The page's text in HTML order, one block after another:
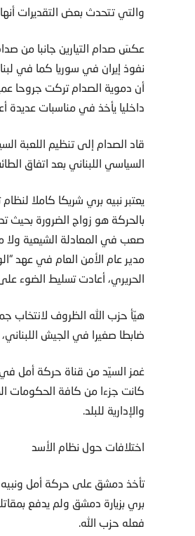
والتي تتحدث بعض التقديرات أنها أسقطت
عكسَ صدام التيارين جانبا من
نفوذ إيران في سوريا كما في
أن دموية الصدام تركت جروحا
داخليا يأخذ في مناسبات عديدة
قاد الصدام إلى تنظيم اللعبة
السياسي اللبناني بعد اتفاق
يعتبر نبيه بري شريكا كاملا
بالحركة هو زواج الضرورة
صعب في المعادلة الشيعية ولا
مدير عام الأمن العام في عهد
الحريري، أعادت تسليط الضوء
هيّأ حزب الله الظروف لانتخاب
ضابطا صغيرا في الجيش
غمز السيّد من قناة حركة أمل
والإدارية للبلد.
اختلافات حول نظام الأسد
تأخذ دمشق على حركة أمل ونبيه
بري بزيارة دمشق ولم يدفع
فعله حزب الله.